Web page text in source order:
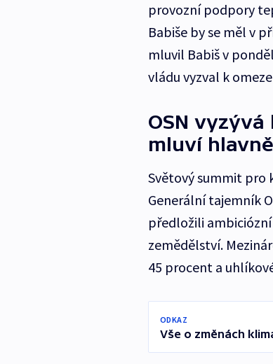
provozní podpory
Babiše by se měl v
mluvil Babiš v
vládu vyzval k
OSN
mluví
Světový summit pro
Generální tajemník
předložili
zemědělství.
45 procent a
ODKAZ
Vše o změnách